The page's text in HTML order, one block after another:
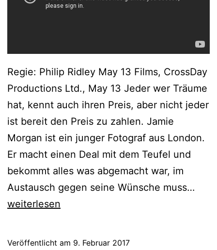
Regie: Philip Ridley May 13 Films, CrossDay
Productions Ltd., May 13 Jeder wer Träume
hat, kennt auch ihren Preis, aber nicht jeder
ist bereit den Preis zu zahlen. Jamie
Morgan ist ein junger Fotograf aus London.
Er macht einen Deal mit dem Teufel und
bekommt alles was abgemacht war, im
Austausch gegen seine Wünsche muss…
weiterlesen
Veröffentlicht am 9. Februar 2017